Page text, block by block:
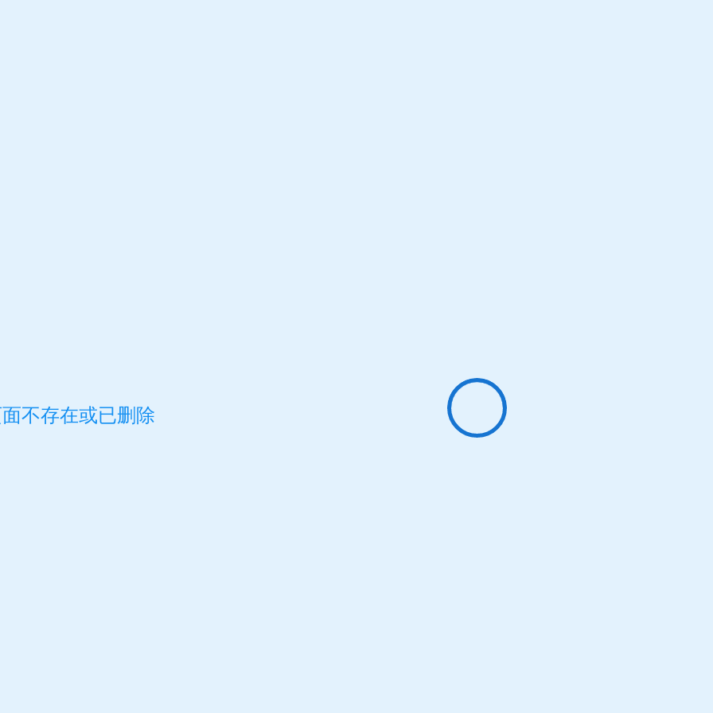
不存在或已删除